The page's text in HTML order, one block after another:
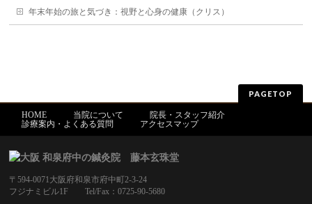
年末年始の旅と気づき：視野と心身の健康（クリス）
PAGETOP
HOME 当院について
院長・スタッフ紹介
診療案内・よくある質問
アクセスマップ
〒594-0071大阪府和泉市府中町2-3-24
フジナミビル1F Tel/Fax：0725-90-5680